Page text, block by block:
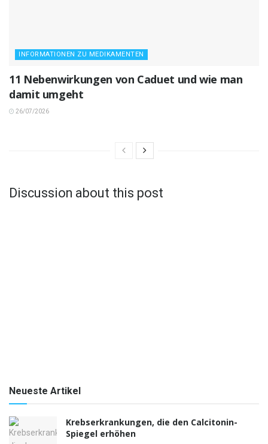
INFORMATIONEN ZU MEDIKAMENTEN
11 Nebenwirkungen von Caduet und wie man
damit umgeht
26/07/2026
Discussion about this post
Neueste Artikel
Krebserkrankungen, die den Calcitonin-
Spiegel erhöhen